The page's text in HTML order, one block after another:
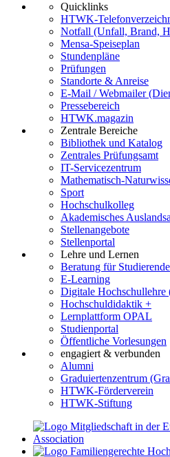
Quicklinks
HTWK-
Notfall (Unfall, Brand,
Mensa-Speiseplan
Stundenpläne
Prüfungen
Standorte & Anreise
E-Mail / Webmailer
Pressebereich
HTWK.magazin
Zentrale Bereiche
Bibliothek und Katalog
Zentrales Prüfungsamt
IT-Servicezentrum
Mathematisch-
Sport
Hochschulkolleg
Akademisches
Stellenangebote
Stellenportal
Lehre und Lernen
Beratung für Studierende
E-Learning
Digitale
Hochschuldidaktik +
Lernplattform OPAL
Studienportal
Öffentliche Vorlesungen
engagiert & verbunden
Alumni
Graduiertenzentrum
HTWK-Förderverein
HTWK-Stiftung